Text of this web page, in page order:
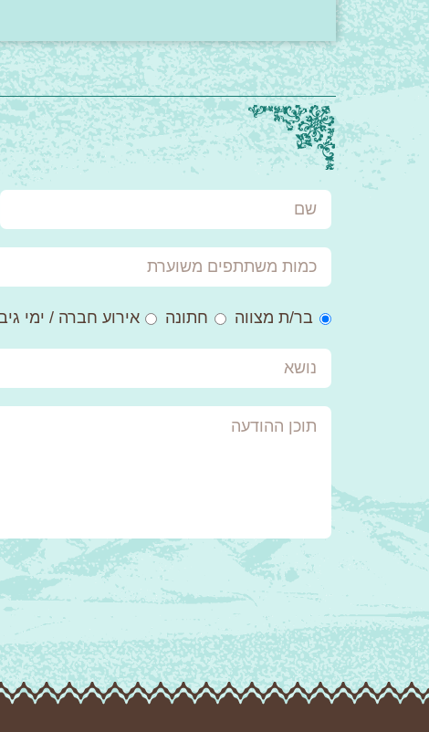
שם
כמות
משתתפים
משוערת
סגנון
אירוע
בר/ת מצווה חתונה אירוע חברה / ימי
נושא
תוכן
ההודעה